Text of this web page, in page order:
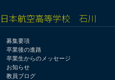
日本航空高等学校 石川
募集要項
卒業後の進路
卒業生からのメッセージ
お知らせ
教員ブログ